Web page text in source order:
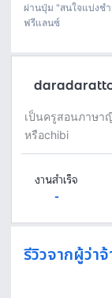
ผ่านปุ่ม "สนใจแบ่งช
ฟรีแลนซ์
เป็นครูสอนภาษา
หรือchibi
งานสำเร็จ
-
รีวิวจากผู้ว่า